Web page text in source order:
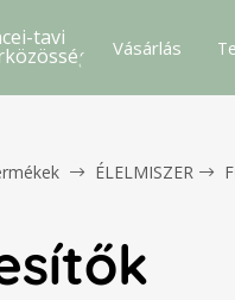
tavi Vásárlás
ÉLELMISZER